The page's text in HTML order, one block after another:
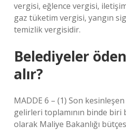
vergisi, eğlence vergisi,
gaz tüketim vergisi, yangın
temizlik vergisidir.
Belediyeler
alır?
MADDE 6 – (1) Son
gelirleri toplamının binde biri
olarak Maliye Bakanlığı